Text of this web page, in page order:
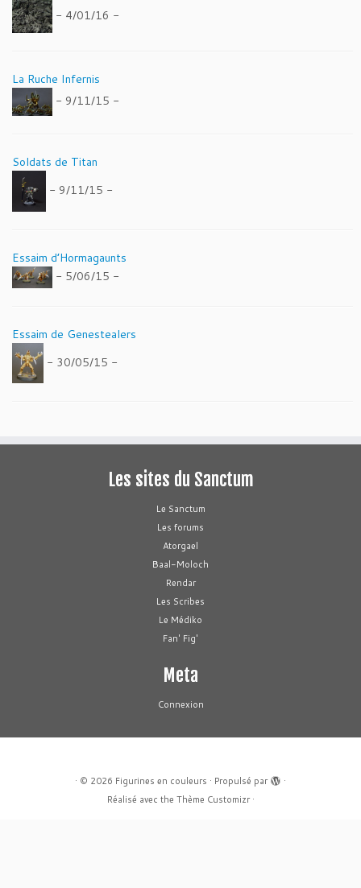
- 4/01/16 -
La Ruche Infernis
- 9/11/15 -
Soldats de Titan
- 9/11/15 -
Essaim d’Hormagaunts
- 5/06/15 -
Essaim de Genestealers
- 30/05/15 -
Les sites du Sanctum
Le Sanctum
Les forums
Atorgael
Baal-Moloch
Rendar
Les Scribes
Le Médiko
Fan' Fig'
Meta
Connexion
· © 2026 Figurines en couleurs · Propulsé par
·
Réalisé avec the Thème Customizr·